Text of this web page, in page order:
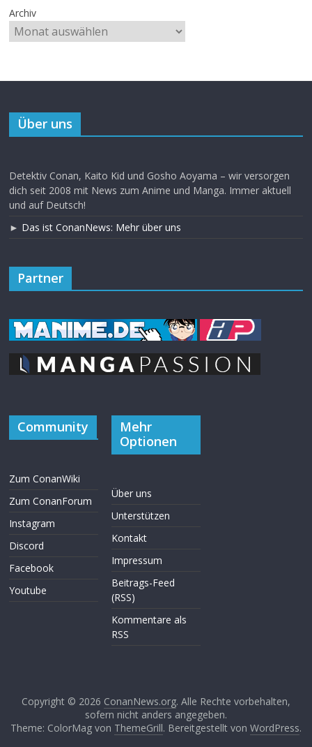
Archiv
Über uns
Detektiv Conan, Kaito Kid und Gosho Aoyama – wir versorgen
dich seit 2008 mit News zum Anime und Manga. Immer aktuell
und auf Deutsch!
► Das ist ConanNews: Mehr über uns
Partner
Community
Zum ConanWiki
Zum ConanForum
Instagram
Discord
Facebook
Youtube
Mehr
Optionen
Über uns
Unterstützen
Kontakt
Impressum
Beitrags-Feed
(RSS)
Kommentare als
RSS
Copyright © 2026 ConanNews.org. Alle Rechte vorbehalten,
sofern nicht anders angegeben.
Theme: ColorMag von ThemeGrill. Bereitgestellt von WordPress.